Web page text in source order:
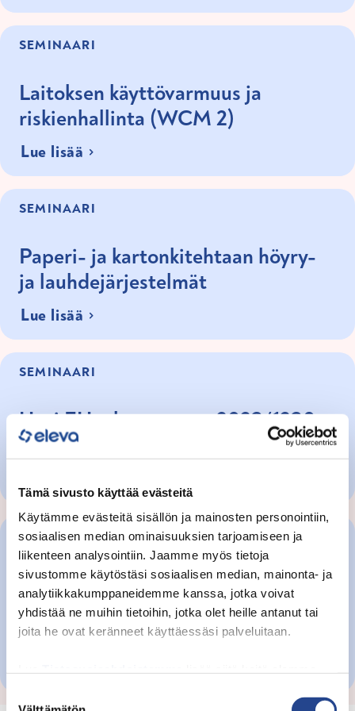
Tämä sivusto käyttää evästeitä
Käytämme evästeitä sisällön ja mainosten personointiin,
sosiaalisen median ominaisuuksien tarjoamiseen ja
liikenteen analysointiin. Jaamme myös tietoja
sivustomme käytöstäsi sosiaalisen median, mainonta- ja
analytiikkakumppaneidemme kanssa, jotka voivat
yhdistää ne muihin tietoihin, jotka olet heille antanut tai
joita he ovat keränneet käyttäessäsi palveluitaan.
henkilökohtaisia tietojasi.
Googlen Business Data
SEMINAARI
Laitoksen käyttövarmuus ja
riskienhallinta (WCM 2)
Lue lisää
SEMINAARI
Paperi- ja kartonkitehtaan höyry-
ja lauhdejärjestelmät
Lue lisää
SEMINAARI
Uusi EU:n koneasetus 2023/1230 -
soveltaminen alkaa 20.1.2027.
SEMINAARI
World Class Maintenance -
kunnossapidon koulutusohjelma
(WCM)
Lue lisää